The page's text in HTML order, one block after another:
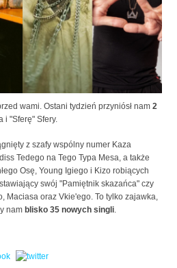
wami. Ostani tydzień przyniósł nam 2
i "Sferę" Sfery.
z szafy wspólny numer Kaza
Tedego na Tego Typa Mesa, a także
Osę, Young Igiego i Kizo robiących
swój "Pamiętnik skazańca" czy
Maciasa oraz Vkie'ego. To tylko zajawka,
nam blisko 35 nowych singli.